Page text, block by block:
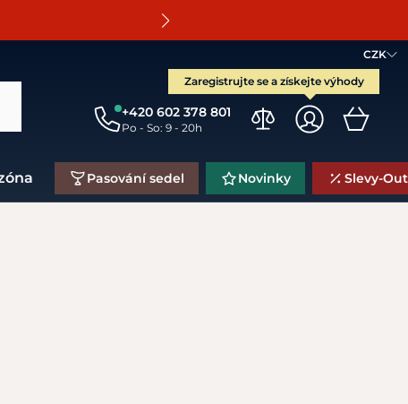
CZK
Zaregistrujte se a získejte výhody
+420 602 378 801
Po - So: 9 - 20h
Pasování sedel Novinky Slevy-